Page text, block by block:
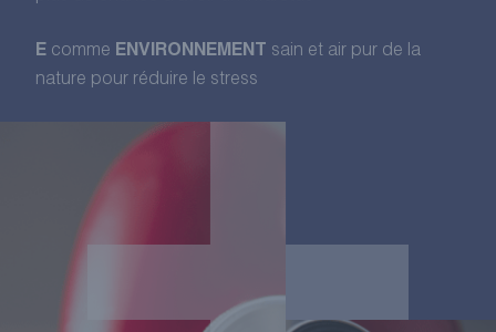
E comme ENVIRONNEMENT sain et air pur de la
nature pour réduire le stress